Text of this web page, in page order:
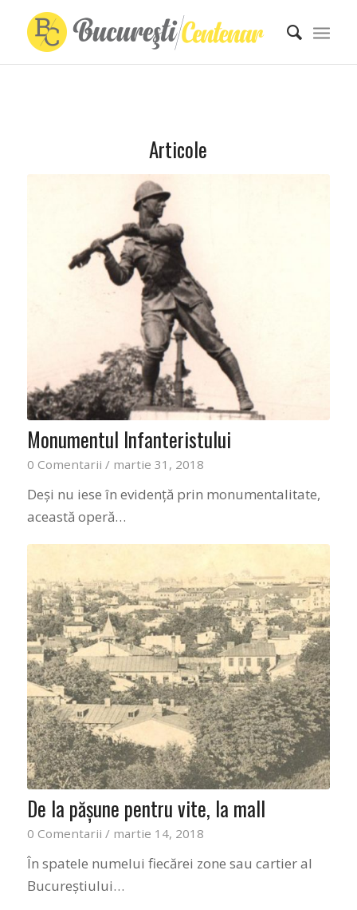
Articole
Monumentul Infanteristului
0 Comentarii / martie 31, 2018
Deși nu iese în evidență prin monumentalitate,
această operă…
De la păşune pentru vite, la mall
0 Comentarii / martie 14, 2018
În spatele numelui fiecărei zone sau cartier al
Bucureştiului…